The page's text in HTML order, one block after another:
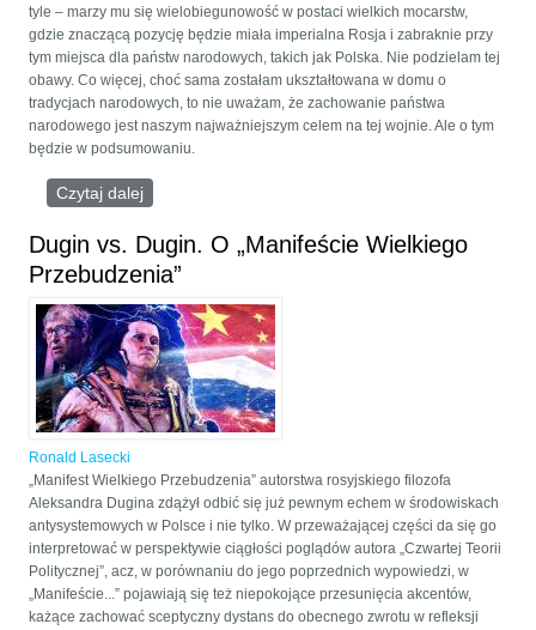
tyle – marzy mu się wielobiegunowość w postaci wielkich mocarstw,
gdzie znaczącą pozycję będzie miała imperialna Rosja i zabraknie przy
tym miejsca dla państw narodowych, takich jak Polska. Nie podzielam tej
obawy. Co więcej, choć sama zostałam ukształtowana w domu o
tradycjach narodowych, to nie uważam, że zachowanie państwa
narodowego jest naszym najważniejszym celem na tej wojnie. Ale o tym
będzie w podsumowaniu.
Czytaj dalej
Dugin vs. Dugin. O „Manifeście Wielkiego
Przebudzenia”
Ronald Lasecki
„Manifest Wielkiego Przebudzenia” autorstwa rosyjskiego filozofa
Aleksandra Dugina zdążył odbić się już pewnym echem w środowiskach
antysystemowych w Polsce i nie tylko. W przeważającej części da się go
interpretować w perspektywie ciągłości poglądów autora „Czwartej Teorii
Politycznej”, acz, w porównaniu do jego poprzednich wypowiedzi, w
„Manifeście...” pojawiają się też niepokojące przesunięcia akcentów,
każące zachować sceptyczny dystans do obecnego zwrotu w refleksji